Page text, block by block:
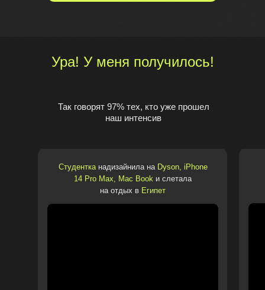
Так говорят 97% тех, кто уже прошел
наш интенсив
Ура! У меня получилось!
Студентка надизайнила на Dyson, iPhone
14 Pro Max, Mac Book и слетала
на отдых в Египет